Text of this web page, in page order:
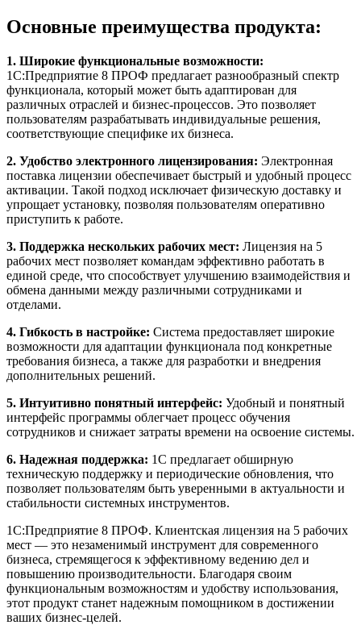
Основные преимущества продукта:
1. Широкие функциональные возможности:
1С:Предприятие 8 ПРОФ предлагает разнообразный спектр
функционала, который может быть адаптирован для
различных отраслей и бизнес-процессов. Это позволяет
пользователям разрабатывать индивидуальные решения,
соответствующие специфике их бизнеса.
2. Удобство электронного лицензирования: Электронная
поставка лицензии обеспечивает быстрый и удобный процесс
активации. Такой подход исключает физическую доставку и
упрощает установку, позволяя пользователям оперативно
приступить к работе.
3. Поддержка нескольких рабочих мест: Лицензия на 5
рабочих мест позволяет командам эффективно работать в
единой среде, что способствует улучшению взаимодействия и
обмена данными между различными сотрудниками и
отделами.
4. Гибкость в настройке: Система предоставляет широкие
возможности для адаптации функционала под конкретные
требования бизнеса, а также для разработки и внедрения
дополнительных решений.
5. Интуитивно понятный интерфейс: Удобный и понятный
интерфейс программы облегчает процесс обучения
сотрудников и снижает затраты времени на освоение системы.
6. Надежная поддержка: 1С предлагает обширную
техническую поддержку и периодические обновления, что
позволяет пользователям быть уверенными в актуальности и
стабильности системных инструментов.
1С:Предприятие 8 ПРОФ. Клиентская лицензия на 5 рабочих
мест — это незаменимый инструмент для современного
бизнеса, стремящегося к эффективному ведению дел и
повышению производительности. Благодаря своим
функциональным возможностям и удобству использования,
этот продукт станет надежным помощником в достижении
ваших бизнес-целей.